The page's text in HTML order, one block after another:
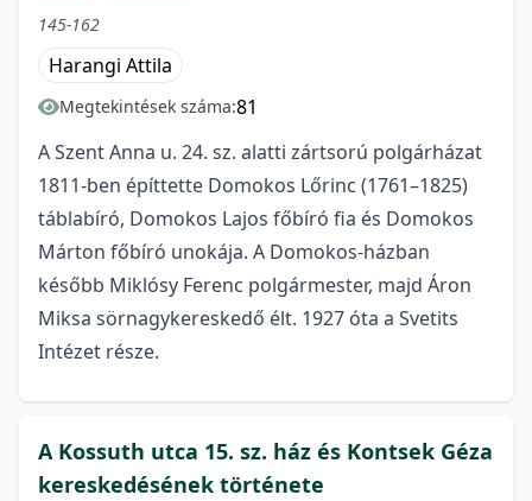
145-162
Harangi Attila
Megtekintések száma:81
A Szent Anna u. 24. sz. alatti zártsorú polgárházat
1811-ben építtette Domokos Lőrinc (1761–1825)
táblabíró, Domokos Lajos főbíró fia és Domokos
Márton főbíró unokája. A Domokos-házban
később Miklósy Ferenc polgármester, majd Áron
Miksa sörnagykereskedő élt. 1927 óta a Svetits
Intézet része.
A Kossuth utca 15. sz. ház és Kontsek Géza
kereskedésének története